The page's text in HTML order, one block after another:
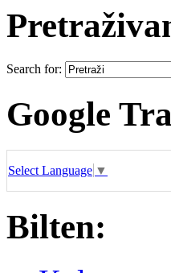
Search for:
Google
Select Language ▼
Bilten: